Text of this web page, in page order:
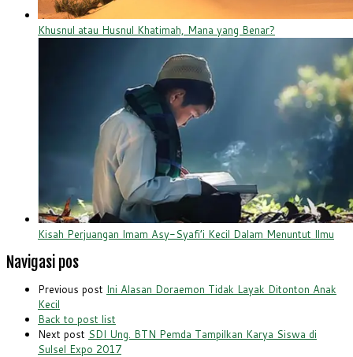
Khusnul atau Husnul Khatimah, Mana yang Benar?
Kisah Perjuangan Imam Asy-Syafi’i Kecil Dalam Menuntut Ilmu
Navigasi pos
Previous post Ini Alasan Doraemon Tidak Layak Ditonton Anak
Kecil
Back to post list
Next post SDI Ung. BTN Pemda Tampilkan Karya Siswa di
Sulsel Expo 2017